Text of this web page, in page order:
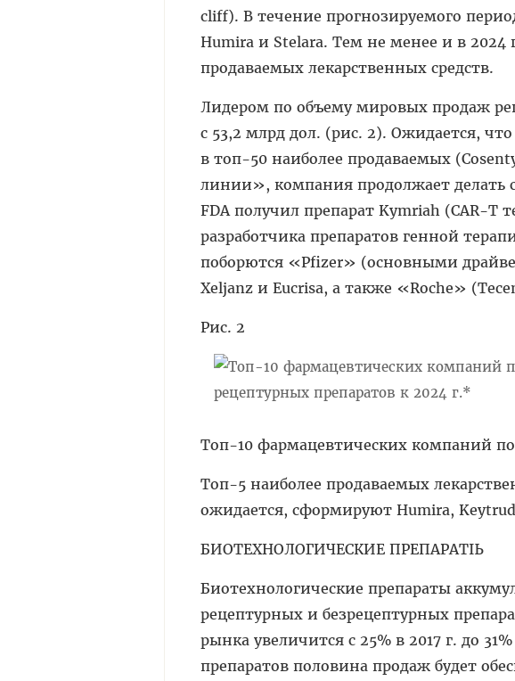
cliff). В течение прогнозируемого
Humira и Stelara. Тем не менее и в
продаваемых лекарственных средств.
Лидером по объему мировых продаж
с 53,2 млрд дол. (рис. 2). Ожидается,
в топ-50 наиболее продаваемых
линии», компания продолжает делать
FDA получил препарат Kymriah (CAR-T
разработчика препаратов генной
поборются «Pfizer» (основными
Xeljanz и Eucrisa, а также «Roche»
Рис. 2
Топ-10 фармацевтических компаний
Топ-5 наиболее продаваемых
ожидается, сформируют Humira,
БИОТЕХНОЛОГИЧЕСКИЕ ПРЕПАРАТЫ
Биотехнологические препараты
рецептурных и безрецептурных
рынка увеличится с 25% в 2017 г. до
препаратов половина продаж будет